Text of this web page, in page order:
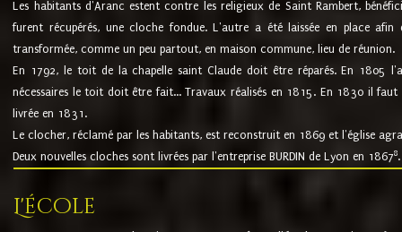
Les habitants d'Aranc estent contre les religieux de Saint Rambert,
furent récupérés, une cloche fondue. L'autre a été laissée en place
transformée, comme un peu partout, en maison commune, lieu de réunion.
En 1792, le toit de la chapelle saint Claude doit être réparés. En 1805
nécessaires le toit doit être fait... Travaux réalisés en 1815. En 1830 il
livrée en 1831.
Le clocher, réclamé par les habitants, est reconstruit en 1869 et l'église
Deux nouvelles cloches sont livrées par l'entreprise BURDIN de Lyon en 18678.
L'école